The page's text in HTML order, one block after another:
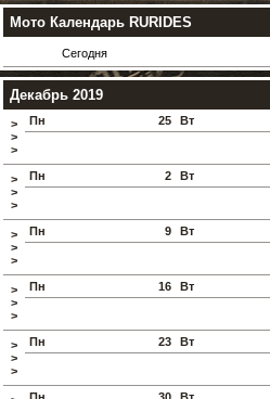
Мото Календарь RURIDES
Сегодня
Декабрь 2019
>
>
>
25
Пн Вт
>
>
>
2
Пн Вт
>
>
>
9
Пн Вт
>
>
>
16
Пн Вт
>
>
>
23
Пн Вт